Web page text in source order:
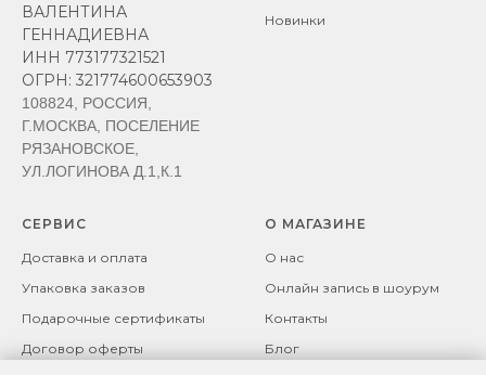
ВАЛЕНТИНА
ГЕННАДИЕВНА
ИНН 773177321521
ОГРН: 321774600653903
108824, РОССИЯ,
Г.МОСКВА, ПОСЕЛЕНИЕ
РЯЗАНОВСКОЕ,
УЛ.ЛОГИНОВА Д.1,К.1
Новинки
СЕРВИС
Доставка и оплата
Упаковка заказов
Подарочные сертификаты
Договор оферты
О МАГАЗИНЕ
О нас
Онлайн запись в шоурум
Контакты
Блог